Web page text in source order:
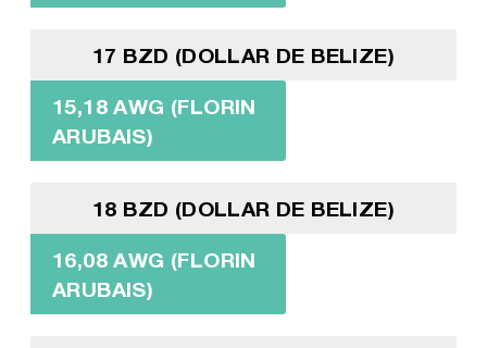
17 BZD (DOLLAR DE BELIZE)
15,18 AWG (FLORIN
ARUBAIS)
18 BZD (DOLLAR DE BELIZE)
16,08 AWG (FLORIN
ARUBAIS)